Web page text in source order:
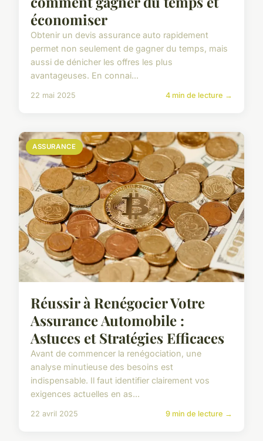
économiser
Obtenir un devis assurance auto rapidement
permet non seulement de gagner du temps, mais
aussi de dénicher les offres les plus
avantageuses. En connai...
22 mai 2025 4 min de lecture →
ASSURANCE
Réussir à Renégocier Votre
Assurance Automobile :
Astuces et Stratégies Efficaces
Avant de commencer la renégociation, une
analyse minutieuse des besoins est
indispensable. Il faut identifier clairement vos
exigences actuelles en as...
22 avril 2025 9 min de lecture →